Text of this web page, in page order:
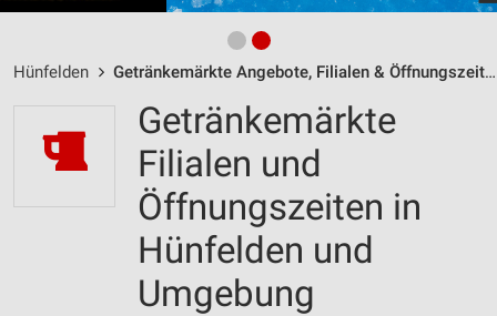
Hünfelden Getränkemärkte Angebote, Filialen & Öffnungszeiten
Getränkemärkte
Filialen und
Öffnungszeiten in
Hünfelden und
Umgebung